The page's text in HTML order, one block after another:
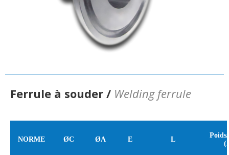
Ferrule à souder / Welding ferrule
NORME ØC ØA E L